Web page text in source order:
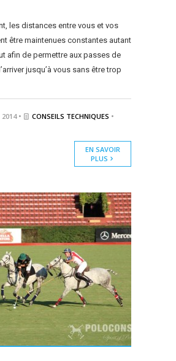
les distances entre vous et vos
être maintenues constantes autant
afin de permettre aux passes de
jusqu’à vous sans être trop
2014 • CONSEILS TECHNIQUES •
EN SAVOIR
PLUS